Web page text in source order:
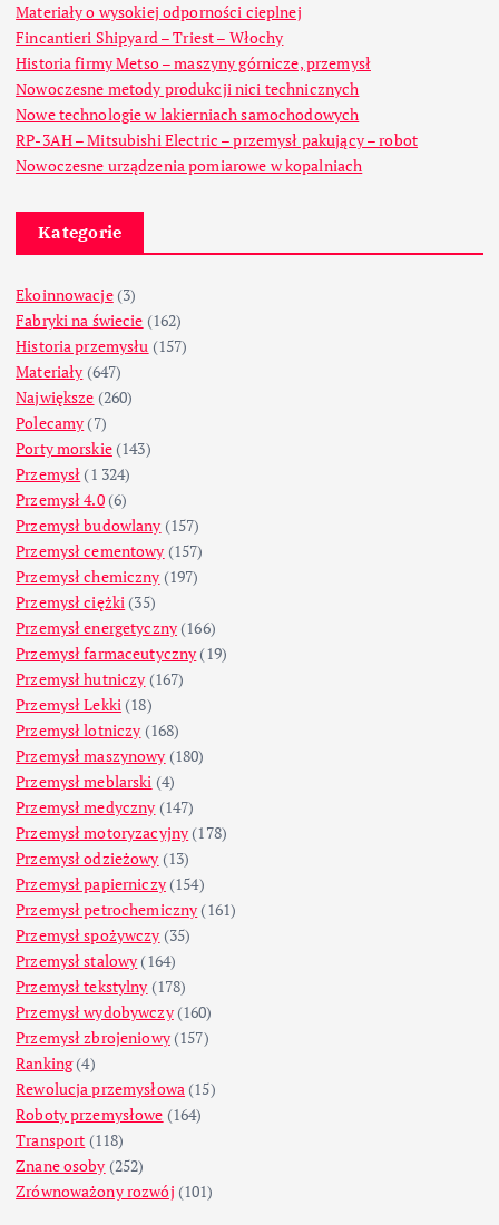
Materiały o wysokiej odporności cieplnej
Fincantieri Shipyard – Triest – Włochy
Historia firmy Metso – maszyny górnicze, przemysł
Nowoczesne metody produkcji nici technicznych
Nowe technologie w lakierniach samochodowych
RP-3AH – Mitsubishi Electric – przemysł pakujący – robot
Nowoczesne urządzenia pomiarowe w kopalniach
Kategorie
Ekoinnowacje(3)
Fabryki na świecie (162)
Historia przemysłu (157)
Materiały (647)
Największe (260)
Polecamy (7)
Porty morskie(143)
Przemysł (1 324)
Przemysł 4.0(6)
Przemysł budowlany (157)
Przemysł cementowy (157)
Przemysł chemiczny (197)
Przemysł ciężki (35)
Przemysł energetyczny (166)
Przemysł farmaceutyczny (19)
Przemysł hutniczy (167)
Przemysł Lekki (18)
Przemysł lotniczy (168)
Przemysł maszynowy (180)
Przemysł meblarski (4)
Przemysł medyczny (147)
Przemysł motoryzacyjny (178)
Przemysł odzieżowy (13)
Przemysł papierniczy(154)
Przemysł petrochemiczny (161)
Przemysł spożywczy (35)
Przemysł stalowy (164)
Przemysł tekstylny (178)
Przemysł wydobywczy(160)
Przemysł zbrojeniowy(157)
Ranking(4)
Rewolucja przemysłowa (15)
Roboty przemysłowe (164)
Transport (118)
Znane osoby (252)
Zrównoważony rozwój (101)